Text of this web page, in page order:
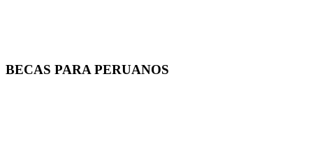
BECAS PARA PERUANOS